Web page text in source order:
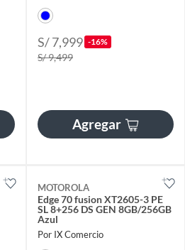
S/ 7,999 -16%
S/ 9,499
Agregar
MOTOROLA
Edge 70 fusion XT2605-3 PE
SL 8+256 DS GEN 8GB/256GB
Azul
Por IX Comercio